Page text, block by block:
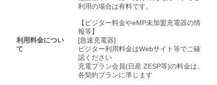
利用料金につい
て
利用の場合は有料です。
【ビジター料金やeMP未加盟充電器の情
報等】
[急速充電器]
ビジター利用料金はWebサイト等でご確
認ください
充電プラン会員(日産 ZESP等)の料金は、
各契約プランに準じます